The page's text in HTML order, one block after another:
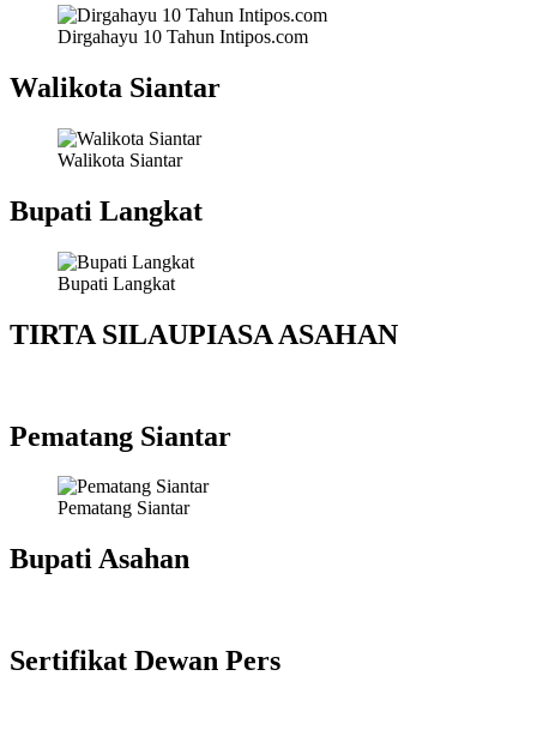
Dirgahayu 10 Tahun Intipos.com
Walikota Siantar
Walikota Siantar
Bupati Langkat
Bupati Langkat
TIRTA SILAUPIASA ASAHAN
Pematang Siantar
Pematang Siantar
Bupati Asahan
Sertifikat Dewan Pers